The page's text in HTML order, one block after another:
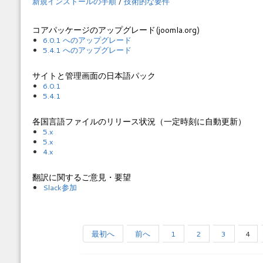
コアパッケージのアップグレード(joomla.org)
6.0.1 へのアップグレード
5.4.1 へのアップグレード
サイトと管理画面の日本語パック
6.0.1
5.4.1
各国言語ファイルのリリース状況（一定時刻に自動更新）
5.x
5.x
4.x
翻訳に関するご意見・要望
Slack参加
最初へ 前へ 1 2 3 4